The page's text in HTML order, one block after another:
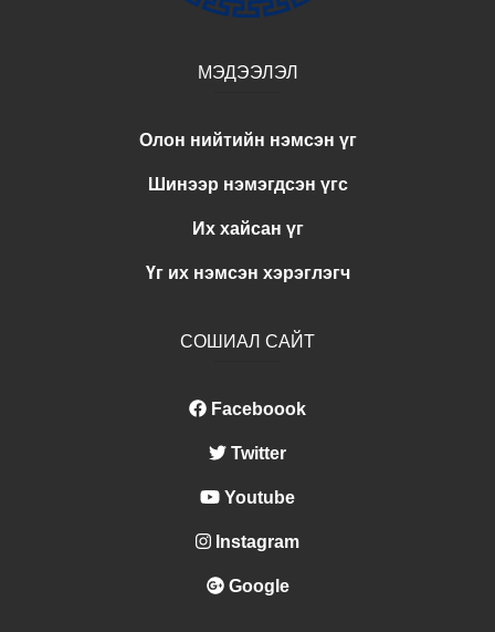
МЭДЭЭЛЭЛ
Олон нийтийн нэмсэн үг
Шинээр нэмэгдсэн үгс
Их хайсан үг
Үг их нэмсэн хэрэглэгч
СОШИАЛ САЙТ
Faceboook
Twitter
Youtube
Instagram
Google